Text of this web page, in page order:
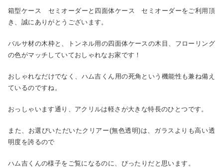
箱型ケース セミオーダーと四面体ケース セミオーダーをご利用頂
き、誠にありがとうございます。
バルサ材の木枠と、トンネル用の四面体ケースの木目、フローリング
の色がマッチしていておしゃれなお家です！
おしゃれなだけでなく、ハム吉くん用の死角という機能性も兼ね備え
ているのですね。
おっしゃいます通り、アクリルは軽さが大きな特長のひとつです。
また、お選びいただいたクリアー(無色透明)は、ガラスよりも高い透
明度を誇るので
ハム吉くんの様子をご覧になるのに、ぴったりだと思います。